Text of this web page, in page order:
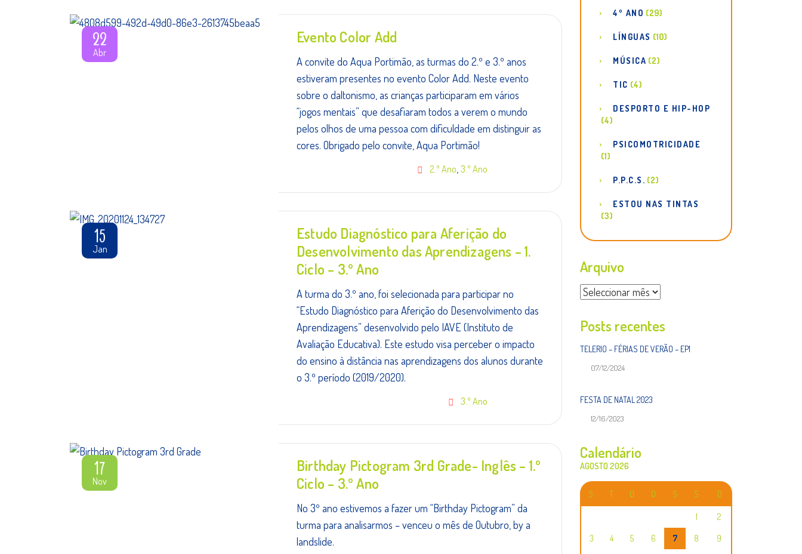
22
Abr
Evento Color Add
A convite do Aqua Portimão, as turmas do 2.º e 3.º anos
estiveram presentes no evento Color Add. Neste evento
sobre o daltonismo, as crianças participaram em vários
“jogos mentais” que desafiaram todos a verem o mundo
pelos olhos de uma pessoa com dificuldade em distinguir as
cores. Obrigado pelo convite, Aqua Portimão!
2.º Ano 3.º Ano
15
Jan
Estudo Diagnóstico para Aferição do
Desenvolvimento das Aprendizagens – 1.
Ciclo – 3.º Ano
A turma do 3.º ano, foi selecionada para participar no
“Estudo Diagnóstico para Aferição do Desenvolvimento das
Aprendizagens” desenvolvido pelo IAVE (Instituto de
Avaliação Educativa). Este estudo visa perceber o impacto
do ensino à distância nas aprendizagens dos alunos durante
o 3.º período (2019/2020).
3.º Ano
17
Nov
Birthday Pictogram 3rd Grade- Inglês – 1.º
Ciclo – 3.º Ano
No 3º ano estivemos a fazer um “Birthday Pictogram” da
turma para analisarmos – venceu o mês de Outubro, by a
landslide.
4º ANO (29)
LÍNGUAS (10)
MÚSICA (2)
TIC (4)
DESPORTO E HIP-HOP
(4)
PSICOMOTRICIDADE
(1)
P.P.C.S. (2)
ESTOU NAS TINTAS
(3)
Arquivo
Arquivo
Posts recentes
TELERIO – FÉRIAS DE VERÃO – EP1
07/12/2024
FESTA DE NATAL 2023
12/16/2023
Calendário
AGOSTO 2026
S T Q Q S S D
1 2
3 4 5 6 7 8 9